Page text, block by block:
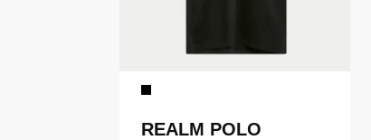
REALM POLO